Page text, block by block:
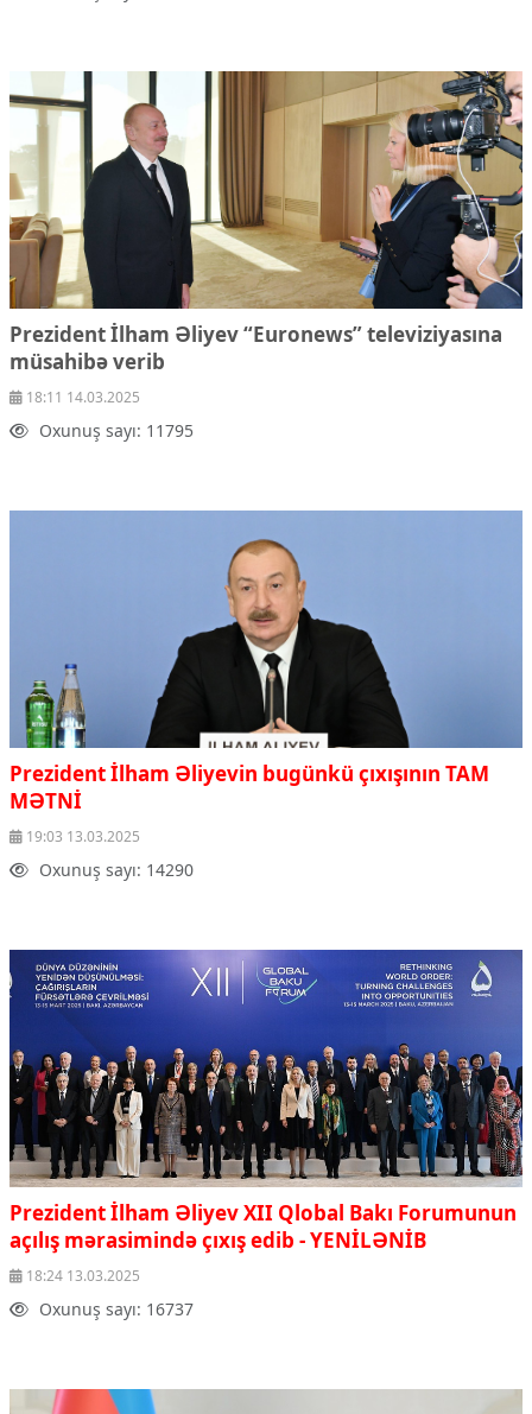
Prezident İlham Əliyev “Euronews” televiziyasına
müsahibə verib
18:11 14.03.2025
Oxunuş sayı: 11795
Prezident İlham Əliyevin bugünkü çıxışının TAM
MƏTNİ
19:03 13.03.2025
Oxunuş sayı: 14290
Prezident İlham Əliyev XII Qlobal Bakı Forumunun
açılış mərasimində çıxış edib - YENİLƏNİB
18:24 13.03.2025
Oxunuş sayı: 16737